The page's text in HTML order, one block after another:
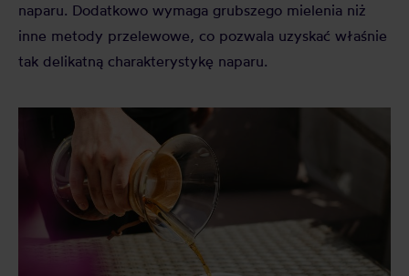
naparu. Dodatkowo wymaga grubszego mielenia niż
inne metody przelewowe, co pozwala uzyskać właśnie
tak delikatną charakterystykę naparu.